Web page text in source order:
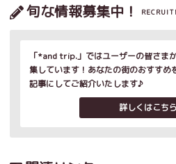
旬な情報募集中！
「*and trip.」ではユーザーの皆さま
集しています！あなたの街のおすすめ
記事にしてご紹介いたします♪
詳しくはこちら